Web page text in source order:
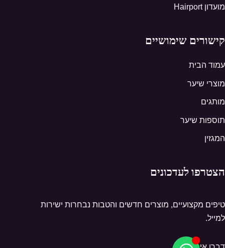
מועדון Hairport
קישורים שימושיים
עמוד הבית
מוצרי שיער
מותגים
תוספות שיער
המגזין
הצטרפו לעדכונים
טיפים מקצועיים, מוצרים חדשים והטבות נבחרות ישירות
למייל.